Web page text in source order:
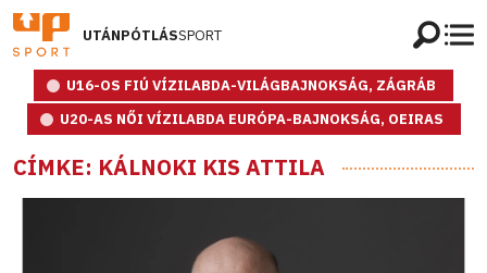
UTÁNPÓTLÁSSPORT
U16-OS FIÚ VÍZILABDA-VILÁGBAJNOKSÁG, ZÁGRÁB
U20-AS NŐI VÍZILABDA EURÓPA-BAJNOKSÁG, OEIRAS
CÍMKE: KÁLNOKI KIS ATTILA